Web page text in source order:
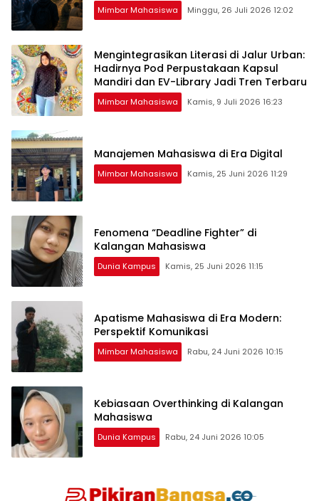
Mimbar Mahasiswa Minggu, 26 Juli 2026 12:02
Mengintegrasikan Literasi di Jalur Urban:
Hadirnya Pod Perpustakaan Kapsul
Mandiri dan EV-Library Jadi Tren Terbaru
Mimbar Mahasiswa Kamis, 9 Juli 2026 16:23
Manajemen Mahasiswa di Era Digital
Mimbar Mahasiswa Kamis, 25 Juni 2026 11:29
Fenomena “Deadline Fighter” di
Kalangan Mahasiswa
Dunia Kampus Kamis, 25 Juni 2026 11:15
Apatisme Mahasiswa di Era Modern:
Perspektif Komunikasi
Mimbar Mahasiswa Rabu, 24 Juni 2026 10:15
Kebiasaan Overthinking di Kalangan
Mahasiswa
Dunia Kampus Rabu, 24 Juni 2026 10:05